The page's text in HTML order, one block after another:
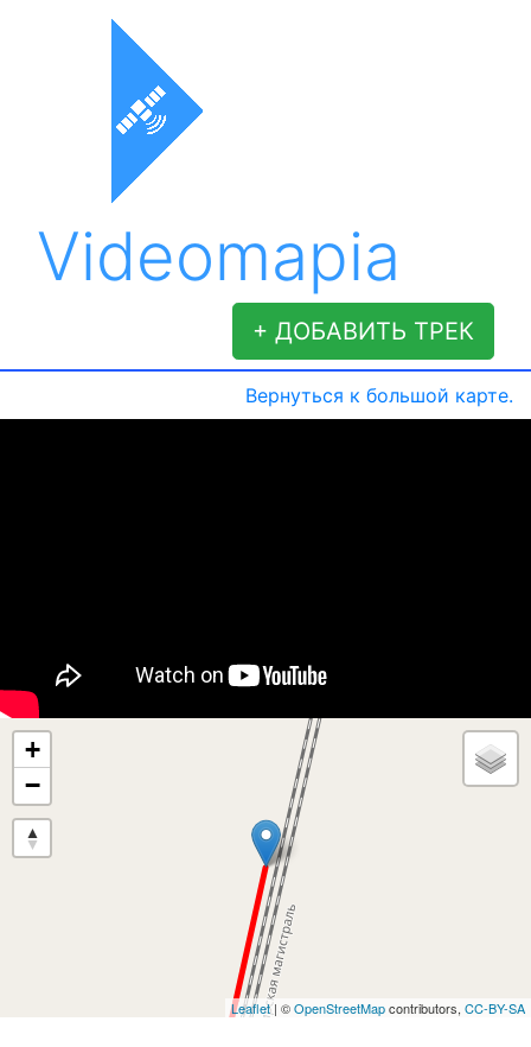
Videomapia
+ ДОБАВИТЬ ТРЕК
Вернуться к большой карте.
+
−
Leaflet| ©OpenStreetMapcontributors, CC-BY-SA